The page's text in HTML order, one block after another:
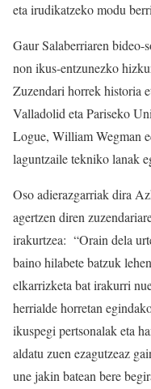
eta irudikatzeko modu
Gaur Salaberriaren
non ikus-entzunezko
Zuzendari horrek historia
Valladolid eta Pariseko
Logue, William Wegman
laguntzaile tekniko lanak
Oso adierazgarriak dira
agertzen diren
irakurtzea: “Orain dela
baino hilabete batzuk
elkarrizketa bat irakurri
herrialde horretan
ikuspegi pertsonalak eta
aldatu zuen ezagutzeaz
une jakin batean bere